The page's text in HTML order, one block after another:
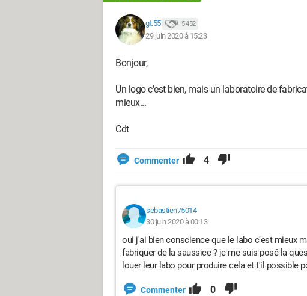
gt.55 5 452
29 juin 2020 à 15:23
Bonjour,
Un logo c'est bien, mais un laboratoire de
mieux...
Cdt
Commenter 4
sebastien75014
30 juin 2020 à 00:13
oui j'ai bien conscience que le labo c'est mieux
fabriquer de la saussice ? je me suis posé la
louer leur labo pour produire cela et t'il possible
Commenter 0